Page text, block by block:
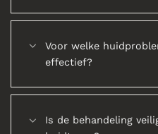
Voor welke
effectief?
Is de behandeling